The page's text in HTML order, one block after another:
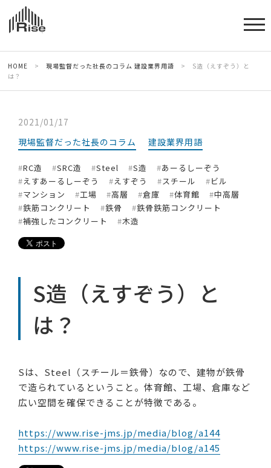
HOME > 現場監督だった社長のコラム 建設業界用語 >
S造（えすぞう）と
は？
2021/01/17
現場監督だった社長のコラム
建設業界用語
RC造 SRC造 Steel S造
あーるしーぞう
えすあーるしーぞう
えすぞう スチール
ビル
マンション
工場 高層 倉庫 体育館
中高層
鉄筋コンクリート
鉄骨
鉄骨鉄筋コンクリート
補強したコンクリート
木造
S造（えすぞう）と
は？
Sは、Steel（スチール＝鉄骨）なので、建物が鉄骨
で造られているということ。体育館、工場、倉庫など
広い空間を確保できることが特徴である。
https://www.rise-jms.jp/media/blog/a144
https://www.rise-jms.jp/media/blog/a145